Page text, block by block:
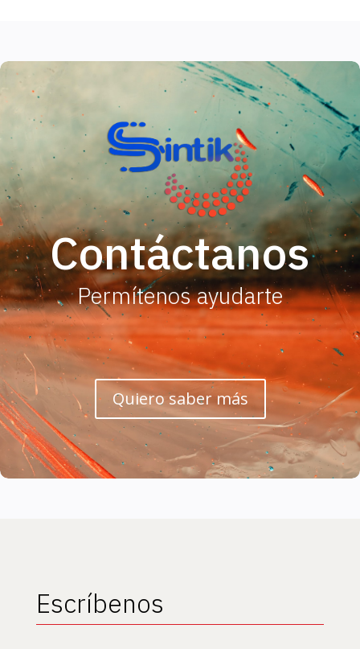
Contáctanos
Permítenos ayudarte
Quiero saber más
Escríbenos